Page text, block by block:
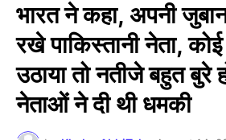
भारत ने कहा, अपनी
रखे पाकिस्तानी नेता,
उठाया तो नतीजे बहुत बुरे
नेताओं ने दी थी धमकी